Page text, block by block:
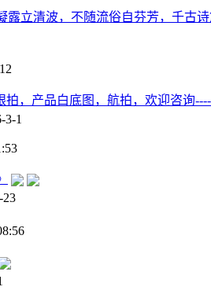
露立清波，不随流俗自芬芳，千古
拍，产品白底图，航拍，欢迎咨询
3-1
23